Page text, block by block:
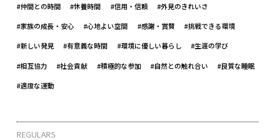
#仲間との時間 #休養時間 #信用・信頼 #外見のきれいさ
#家族の成長・安心 #心地よい空間 #感謝・賞賛 #挑戦できる環境
#新しい発見 #有意義な時間 #環境に優しい暮らし #生涯の学び
#相互協力 #社会貢献 #積極的な参加 #自然との触れ合い #良質な睡眠
#適度な運動
REGULARS